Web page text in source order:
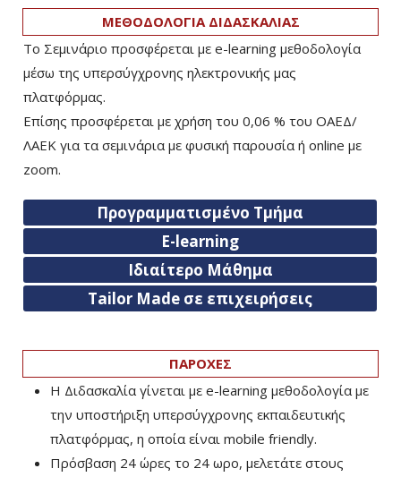
ΜΕΘΟΔΟΛΟΓΙΑ ΔΙΔΑΣΚΑΛΙΑΣ
Το Σεμινάριο προσφέρεται με e-learning μεθοδολογία
μέσω της υπερσύγχρονης ηλεκτρονικής μας
πλατφόρμας.
Επίσης προσφέρεται με χρήση του 0,06 % του ΟΑΕΔ/
ΛΑΕΚ για τα σεμινάρια με φυσική παρουσία ή online με
zoom.
Προγραμματισμένο Τμήμα
E-learning
Ιδιαίτερο Μάθημα
Tailor Made σε επιχειρήσεις
ΠΑΡΟΧΕΣ
Η Διδασκαλία γίνεται με e-learning μεθοδολογία με
την υποστήριξη υπερσύγχρονης εκπαιδευτικής
πλατφόρμας, η οποία είναι mobile friendly.
Πρόσβαση 24 ώρες το 24 ωρο, μελετάτε στους